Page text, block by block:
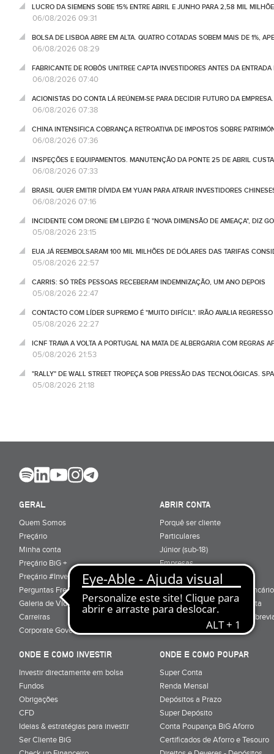
LUCRO DA SIEMENS SOBE 15% ENTRE ABRIL E JUNHO PARA 2,58 MIL
06/08/2026 09:31
BOLSA DE LISBOA ABRE EM ALTA. QUATRO COTADAS SOBEM MAIS DE 1%,
06/08/2026 08:29
FABRICANTE DE ROBÔS UNITREE CAPTA INVESTIDORES ANTES DA ENTRADA
06/08/2026 07:40
ACIONISTAS DO CONTA LÁ REÚNEM-SE PARA DECIDIR FUTURO DA
06/08/2026 07:38
CHINA INTENSIFICA COBRANÇA RETROATIVA DE IMPOSTOS SOBRE
06/08/2026 07:36
INSPEÇÕES E EQUIPAMENTOS. MANUTENÇÃO DA PONTE 25 DE ABRIL
06/08/2026 07:33
BRASIL QUER EMITIR DÍVIDA EM YUAN PARA ATRAIR INVESTIDORES
06/08/2026 07:16
INCIDENTE COM DRONE EM LEIPZIG É "NOVA DIMENSÃO DE AMEAÇA", DIZ
05/08/2026 23:15
EUA JÁ REEMBOLSARAM 100 MIL MILHÕES DE DÓLARES DAS TARIFAS
05/08/2026 22:57
CARRIS: SÓ TRÊS PESSOAS RECEBERAM INDEMNIZAÇÃO, UM ANO DEPOIS
05/08/2026 22:47
CONTACTO COM LÍDER SUPREMO É "MUITO DIFÍCIL". IRÃO AVALIA
05/08/2026 22:27
ICNF TRAVA A VOLTA A PORTUGAL NA MATA DE ALBERGARIA COM REGRAS
05/08/2026 21:53
"RALLY" DE WALL STREET TROPEÇA SOB PRESSÃO DAS TECNOLÓGICAS.
05/08/2026 21:18
GERAL
Quem Somos
Preçário
Minha conta
Preçário BiG +
Preçário #Investe_no_Futuro
Perguntas Frequentes
Galeria de Vídeos
Carreiras
Corporate Governance
ABRIR CONTA
Porquê ser cliente
Particulares
Júnior (sub-18)
Empresas
Cartões
Conta Serviços Mínimos
Serviço de Mudança de Conta
Glossário de Terminologia
Informação Pré-Contratual
ONDE E COMO INVESTIR
Investir directamente em bolsa
Fundos
Obrigações
CFD
Ideias & estratégias para investir
Ser Cliente BiG
ONDE E COMO POUPAR
Super Conta
Renda Mensal
Depósitos a Prazo
Super Depósito
Conta Poupança BiG Aforro
Certificados de Aforro e Tesouro